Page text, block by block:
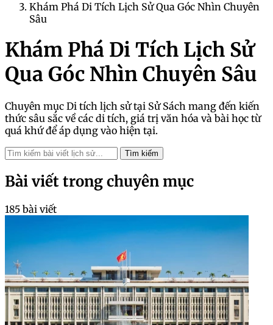
Khám Phá Di Tích Lịch Sử Qua Góc Nhìn Chuyên
Sâu
Khám Phá Di Tích Lịch Sử
Qua Góc Nhìn Chuyên Sâu
Chuyên mục Di tích lịch sử tại Sử Sách mang đến kiến
thức sâu sắc về các di tích, giá trị văn hóa và bài học từ
quá khứ để áp dụng vào hiện tại.
Tìm kiếm
Bài viết trong chuyên mục
185 bài viết